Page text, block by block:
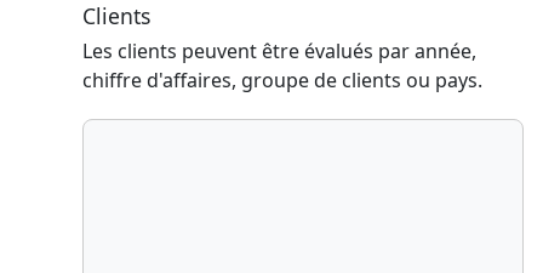
Clients
Les clients peuvent être évalués par année,
chiffre d'affaires, groupe de clients ou pays.